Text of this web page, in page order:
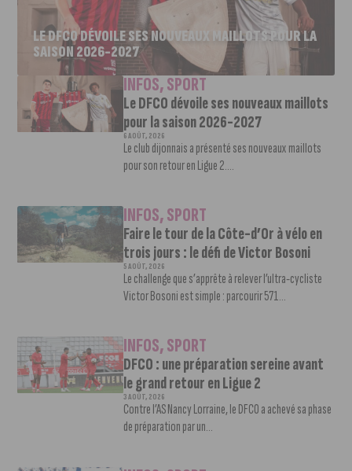
LE DFCO DÉVOILE SES NOUVEAUX MAILLOTS POUR LA
SAISON 2026-2027
INFOS,SPORT
Le DFCO dévoile ses nouveaux maillots
pour la saison 2026-2027
6 AOÛT, 2026
Le club dijonnais a présenté ses nouveaux maillots
pour son retour en Ligue 2....
INFOS,SPORT
Faire le tour de la Côte-d’Or à vélo en
trois jours : le défi de Victor Bosoni
5 AOÛT, 2026
Le challenge que s’apprête à relever l’ultra-cycliste
Victor Bosoni est simple : parcourir 571...
INFOS,SPORT
DFCO : une préparation sereine avant
le grand retour en Ligue 2
3 AOÛT, 2026
Contre l’AS Nancy Lorraine, le DFCO a achevé sa phase
de préparation par un...